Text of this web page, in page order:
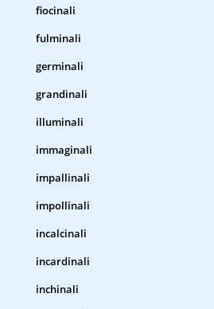
fiocinali
fulminali
germinali
grandinali
illuminali
immaginali
impallinali
impollinali
incalcinali
incardinali
inchinali